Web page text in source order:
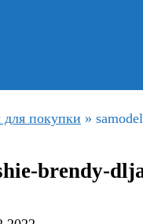
покупки »
brendy-